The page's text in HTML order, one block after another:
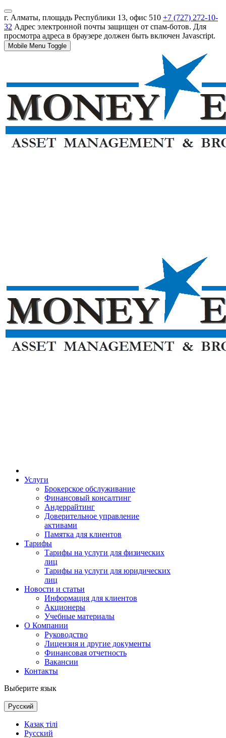
г. Алматы, площадь Республики 13, офис 510 +7 (727) 272-10-
32 Адрес электронной почты защищен от спам-ботов. Для
просмотра адреса в браузере должен быть включен Javascript.
Mobile Menu Toggle
Услуги
Брокерское обслуживание
Финансовый консалтинг
Андеррайтинг
Доверительное управление
активами
Памятка для клиентов
Тарифы
Тарифы на услуги для физических
лиц
Тарифы на услуги для юридических
лиц
Новости и статьи
Информация для клиентов
Акционеры
Учебные материалы
О Компании
Руководство
Лицензия и другие документы
Финансовая отчетность
Вакансии
Контакты
Выберите язык
Русский
Қазақ тілі
Русский